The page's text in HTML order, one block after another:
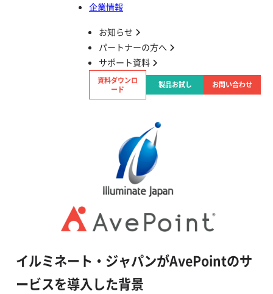
企業情報
お知らせ
パートナーの方へ
サポート資料
資料ダウンロ
ード
製品お試し お問い合わせ
い
株式会社イルミネート・ジャ
パン 様
イルミネート・ジャパンがAvePointのサ
ービスを導入した背景